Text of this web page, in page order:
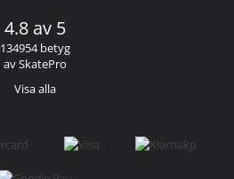
4.8 av 5
134954 betyg
av SkatePro
Visa alla